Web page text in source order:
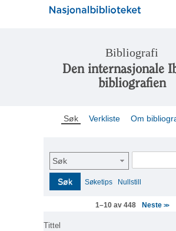
Bibliografi
Den internasjonale
bibliografien
Søk Verkliste Om
Søk
Søk Søketips Nullstill
1–10 av 448 Neste >>
Tittel